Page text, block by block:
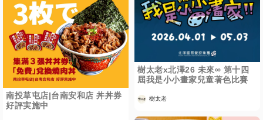
樹太老x北澤26 未來∞ 第十四
屆我是小小畫家兒童著色比賽
樹太老
南投草屯店|台南安和店 丼丼券
好評実施中